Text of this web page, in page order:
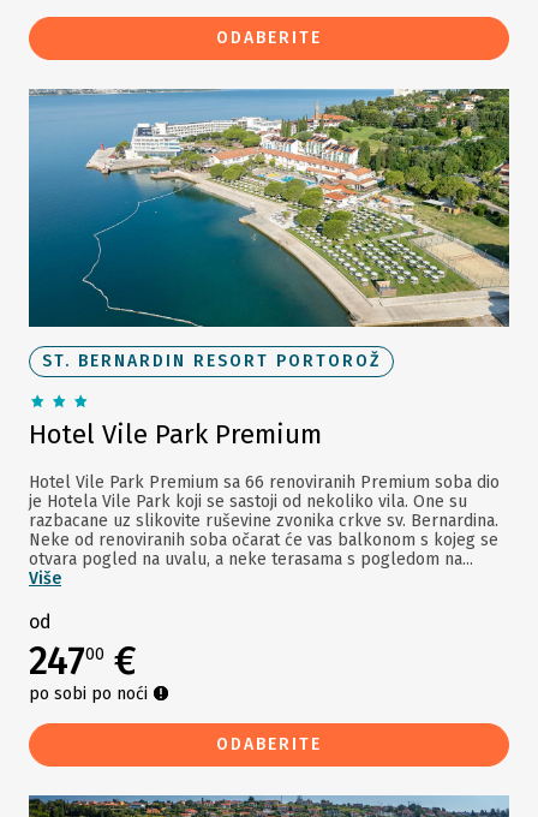
ODABERITE
ST. BERNARDIN RESORT PORTOROŽ
Hotel Vile Park Premium
Hotel Vile Park Premium sa 66 renoviranih Premium soba dio
je Hotela Vile Park koji se sastoji od nekoliko vila. One su
razbacane uz slikovite ruševine zvonika crkve sv. Bernardina.
Neke od renoviranih soba očarat će vas balkonom s kojeg se
otvara pogled na uvalu, a neke terasama s pogledom na...
Više
od
24700 €
po sobi po noći
ODABERITE